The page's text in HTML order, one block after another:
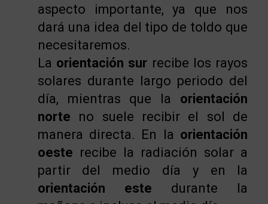
aspecto importante, ya que nos
dará una idea del tipo de toldo que
necesitaremos.
La orientación sur recibe los rayos
solares durante largo periodo del
día, mientras que la orientación
norte no suele recibir el sol de
manera directa. En la orientación
oeste recibe la radiación solar a
partir del medio día y en la
orientación este durante la